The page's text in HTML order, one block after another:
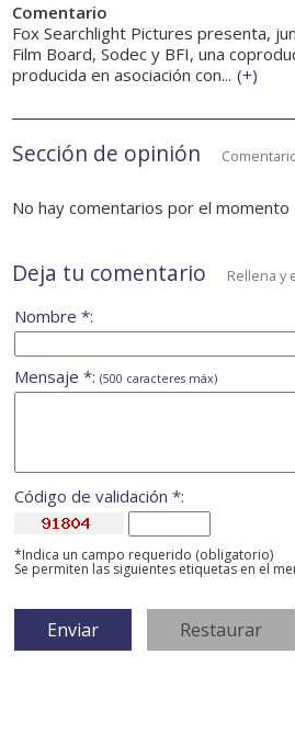
Comentario
Fox Searchlight Pictures presenta,
Film Board, Sodec y BFI, una
producida en asociación con... (+)
Sección de opinión
No hay comentarios por el momento
Deja tu comentario Rellena y
Nombre *:
Mensaje *: (500 caracteres máx)
Código de validación *:
*Indica un campo requerido (obligatorio)
Se permiten las siguientes etiquetas en el